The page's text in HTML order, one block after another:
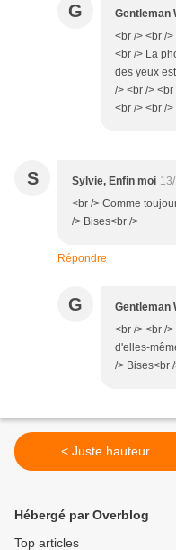
G Gentleman
<br /> <br /
<br /> La
des yeux
/> <br />
<br /> <br />
S Sylvie, Enfin moi
<br /> Comme
/> Bises<br />
Répondre
G Gentleman
<br /> <br /
d'elles-
/> Bises<br
< Juste hauteur
Hébergé par Overblog
Top articles